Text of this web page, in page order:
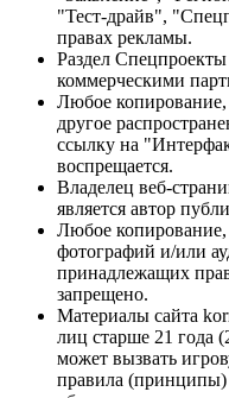
"Тест-драйв",
правах рекламы.
Раздел Спецпроекты
коммерческими
Любое
другое
ссылку на
воспрещается.
Владелец веб-
является автор
Любое копирование,
фотографий и/или
принадлежащих
запрещено.
Материалы сайта
лиц старше 21 года
может вызвать
правила